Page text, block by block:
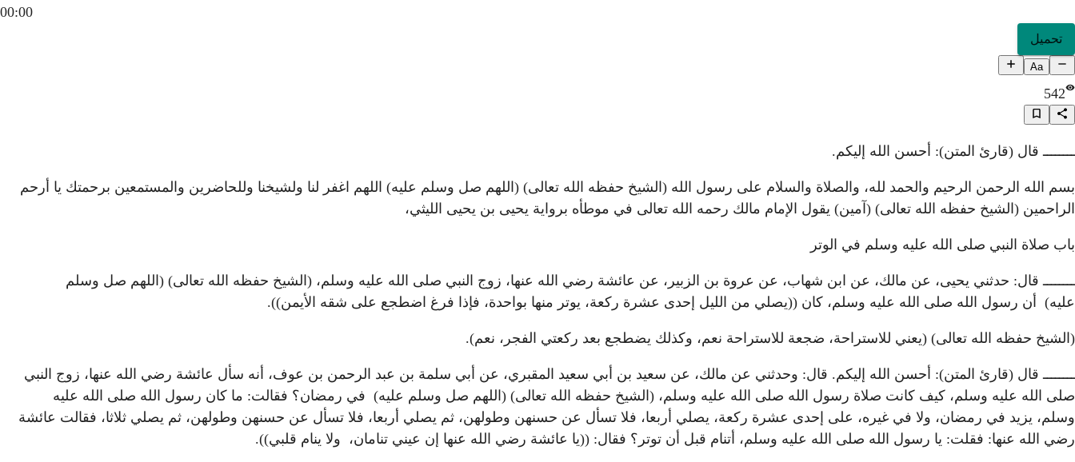
00:00
تحميل
Aa
542
ــــــــ قال (قارئ المتن): أحسن الله إليكم.
بسم الله الرحمن الرحيم والحمد لله، والصلاة والسلام على رسول الله (الشيخ حفظه الله تعالى) (اللهم صل وسلم عليه) اللهم اغفر لنا ولشيخنا وللحاضرين والمستمعين برحمتك يا أرحم
الراحمين (الشيخ حفظه الله تعالى) (آمين) يقول الإمام مالك رحمه الله تعالى في موطأه برواية يحيى بن يحيى الليثي،
باب صلاة النبي صلى الله عليه وسلم في الوتر
ــــــــ قال: حدثني يحيى، عن مالك، عن ابن شهاب، عن عروة بن الزبير، عن عائشة رضي الله عنها، زوج النبي صلى الله عليه وسلم، (الشيخ حفظه الله تعالى) (اللهم صل وسلم
عليه) أن رسول الله صلى الله عليه وسلم، كان ((يصلي من الليل إحدى عشرة ركعة، يوتر منها بواحدة، فإذا فرغ اضطجع على شقه الأيمن)).
(الشيخ حفظه الله تعالى) (يعني للاستراحة، ضجعة للاستراحة نعم، وكذلك يضطجع بعد ركعتي الفجر، نعم).
ــــــــ قال (قارئ المتن): أحسن الله إليكم. قال: وحدثني عن مالك، عن سعيد بن أبي سعيد المقبري، عن أبي سلمة بن عبد الرحمن بن عوف، أنه سأل عائشة رضي الله عنها، زوج النبي
صلى الله عليه وسلم، كيف كانت صلاة رسول الله صلى الله عليه وسلم، (الشيخ حفظه الله تعالى) (اللهم صل وسلم عليه) في رمضان؟ فقالت: ما كان رسول الله صلى الله عليه
وسلم، يزيد في رمضان، ولا في غيره، على إحدى عشرة ركعة، يصلي أربعا، فلا تسأل عن حسنهن وطولهن، ثم يصلي أربعا، فلا تسأل عن حسنهن وطولهن، ثم يصلي ثلاثا، فقالت عائشة
رضي الله عنها: فقلت: يا رسول الله صلى الله عليه وسلم، أتنام قبل أن توتر؟ فقال: ((يا عائشة رضي الله عنها إن عيني تنامان، ولا ينام قلبي)).